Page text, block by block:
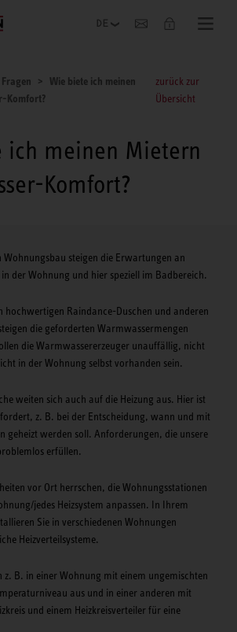
Wie biete ich meinen
Komfort?
zurück zur
Übersicht
ich meinen Mietern
Komfort?
Wohnungsbau steigen die Erwartungen an
der Wohnung und hier speziell im Badbereich.
hochwertigen Raindance-Duschen und anderen
die geforderten Warmwassermengen
die Warmwassererzeuger unauffällig, nicht
in der Wohnung selbst vorhanden sein.
weiten sich auch auf die Heizung aus. Hier ist
z. B. bei der Entscheidung, wann und mit
geheizt werden soll. Anforderungen, die unsere
erfüllen.
vor Ort herrschen, die Wohnungsstationen
jedes Heizsystem anpassen. In Ihrem
Sie in verschiedenen Wohnungen
Heizverteilsysteme.
z. B. in einer Wohnung mit einem ungemischten
aus und in einer anderen mit
und einem Heizkreisverteiler für eine